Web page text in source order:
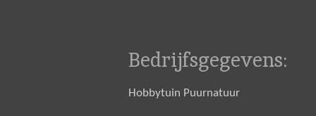
Bedrijfsgegevens:
Hobbytuin Puurnatuur